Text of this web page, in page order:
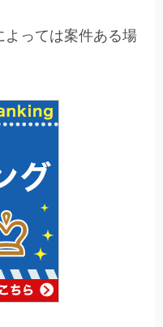
よっては案件ある場